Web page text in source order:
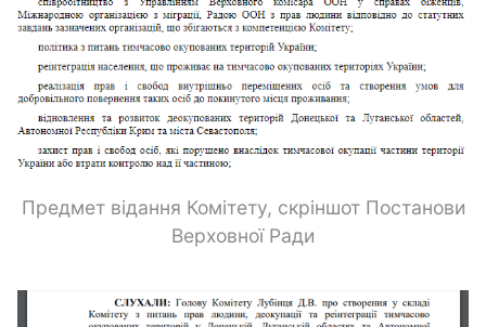
Предмет відання Комітету, скріншот Постанови
Верховної Ради